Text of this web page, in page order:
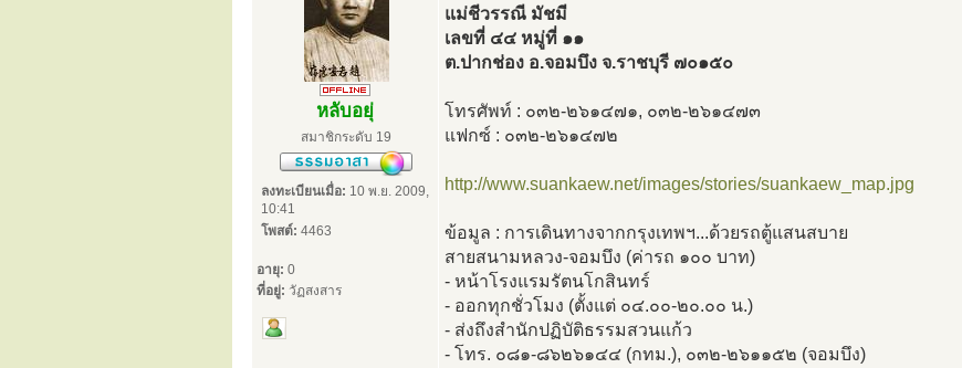
หลับอยุ่
สมาชิกระดับ 19
ลงทะเบียนเมื่อ: 10 พ.ย. 2009,
10:41
โพสต์: 4463
อายุ: 0
ที่อยู่: วัฏสงสาร
แม่ชีวรรณี มัชมี
เลขที่ ๔๔ หมู่ที่ ๑๑
ต.ปากช่อง อ.จอมบึง จ.ราชบุรี ๗๐๑๕๐
โทรศัพท์ : ๐๓๒-๒๖๑๔๗๑, ๐๓๒-๒๖๑๔๗๓
แฟกซ์ : ๐๓๒-๒๖๑๔๗๒
http://www.suankaew.net/images/stories/suankaew_map.jpg
ข้อมูล : การเดินทางจากกรุงเทพฯ...ด้วยรถตู้แสนสบาย
สายสนามหลวง-จอมบึง (ค่ารถ ๑๐๐ บาท)
- หน้าโรงแรมรัตนโกสินทร์
- ออกทุกชั่วโมง (ตั้งแต่ ๐๔.๐๐-๒๐.๐๐ น.)
- ส่งถึงสำนักปฏิบัติธรรมสวนแก้ว
- โทร. ๐๘๑-๘๖๒๖๑๔๔ (กทม.), ๐๓๒-๒๖๑๑๕๒ (จอมบึง)